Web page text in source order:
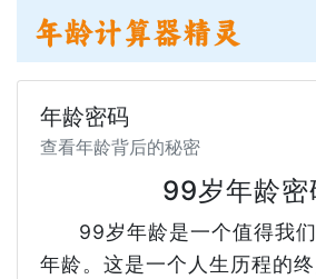
年龄密码
查看年龄背后的秘密
99岁年龄密
99岁年龄是一个值得我
年龄。这是一个人生历程的